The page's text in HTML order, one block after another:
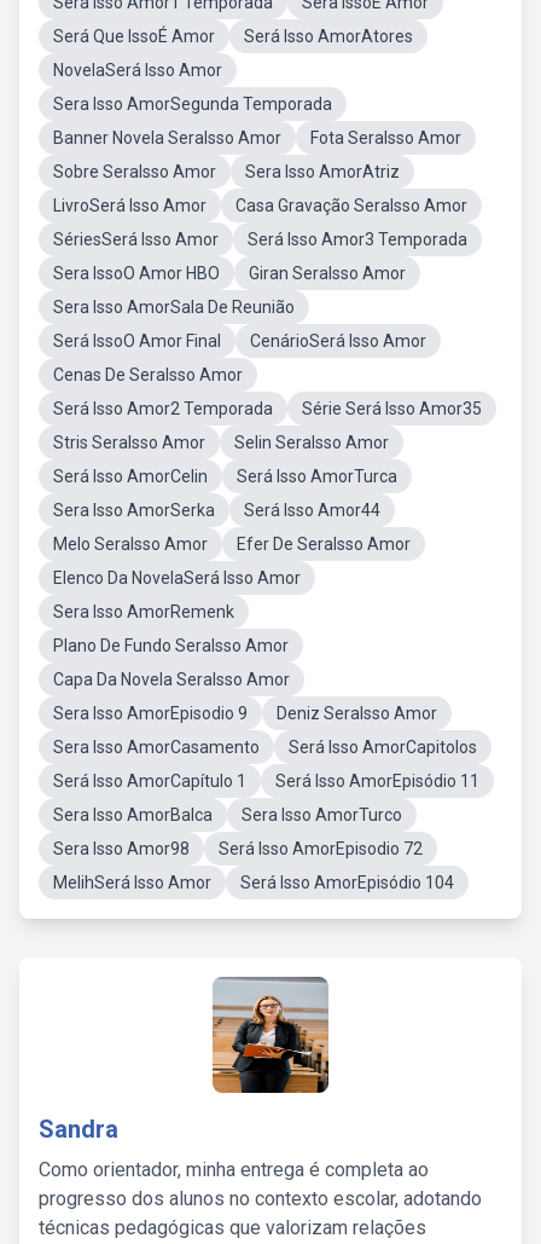
Será Que IssoÉ Amor
Será Isso AmorAtores
NovelaSerá Isso Amor
Sera Isso AmorSegunda Temporada
Banner Novela SeraIsso Amor
Fota SeraIsso Amor
Sobre SeraIsso Amor
Sera Isso AmorAtriz
LivroSerá Isso Amor
Casa Gravação SeraIsso Amor
SériesSerá Isso Amor
Será Isso Amor3 Temporada
Sera IssoO Amor HBO
Giran SeraIsso Amor
Sera Isso AmorSala De Reunião
Será IssoO Amor Final
CenárioSerá Isso Amor
Cenas De SeraIsso Amor
Será Isso Amor2 Temporada
Série Será Isso Amor35
Stris SeraIsso Amor
Selin SeraIsso Amor
Será Isso AmorCelin
Será Isso AmorTurca
Sera Isso AmorSerka
Será Isso Amor44
Melo SeraIsso Amor
Efer De SeraIsso Amor
Elenco Da NovelaSerá Isso Amor
Sera Isso AmorRemenk
Plano De Fundo SeraIsso Amor
Capa Da Novela SeraIsso Amor
Sera Isso AmorEpisodio 9
Deniz SeraIsso Amor
Sera Isso AmorCasamento
Será Isso AmorCapitolos
Será Isso AmorCapítulo 1
Será Isso AmorEpisódio 11
Sera Isso AmorBalca
Sera Isso AmorTurco
Sera Isso Amor98
Será Isso AmorEpisodio 72
MelihSerá Isso Amor
Será Isso AmorEpisódio 104
Sandra
Como orientador, minha entrega é completa ao
progresso dos alunos no contexto escolar, adotando
técnicas pedagógicas que valorizam relações